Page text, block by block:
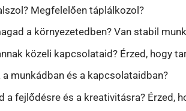
Megfelelően táplálkozol?
a környezetedben? Van stabil
közeli kapcsolataid? Érzed, hogy
a munkádban és a kapcsolataidban?
a fejlődésre és a kreativitásra? Érzed,